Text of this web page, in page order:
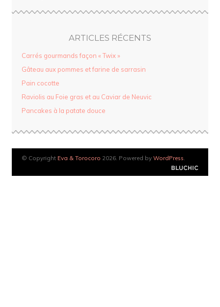
ARTICLES RÉCENTS
Carrés gourmands façon « Twix »
Gâteau aux pommes et farine de sarrasin
Pain cocotte
Raviolis au Foie gras et au Caviar de Neuvic
Pancakes à la patate douce
© Copyright Eva & Torocoro 2026. Powered by WordPress.